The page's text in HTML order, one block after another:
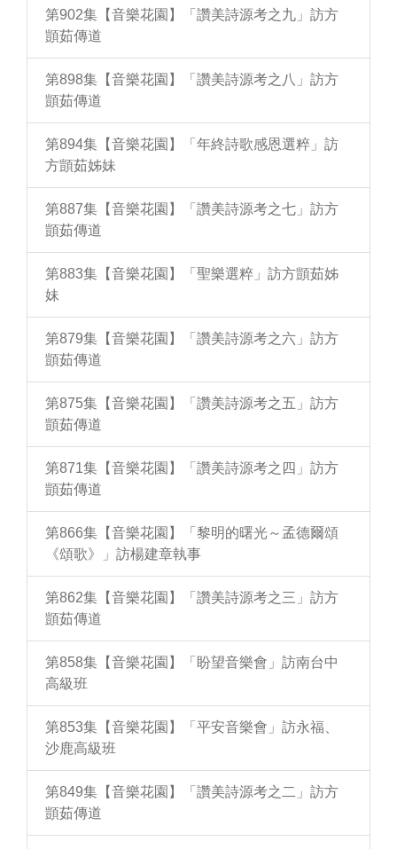
第902集【音樂花園】「讚美詩源考之九」訪方
顗茹傳道
第898集【音樂花園】「讚美詩源考之八」訪方
顗茹傳道
第894集【音樂花園】「年終詩歌感恩選粹」訪
方顗茹姊妹
第887集【音樂花園】「讚美詩源考之七」訪方
顗茹傳道
第883集【音樂花園】「聖樂選粹」訪方顗茹姊
妹
第879集【音樂花園】「讚美詩源考之六」訪方
顗茹傳道
第875集【音樂花園】「讚美詩源考之五」訪方
顗茹傳道
第871集【音樂花園】「讚美詩源考之四」訪方
顗茹傳道
第866集【音樂花園】「黎明的曙光～孟德爾頌
《頌歌》」訪楊建章執事
第862集【音樂花園】「讚美詩源考之三」訪方
顗茹傳道
第858集【音樂花園】「盼望音樂會」訪南台中
高級班
第853集【音樂花園】「平安音樂會」訪永福、
沙鹿高級班
第849集【音樂花園】「讚美詩源考之二」訪方
顗茹傳道